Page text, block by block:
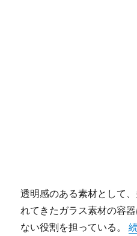
透明感のある素材として
れてきたガラス素材の容
ない役割を担っている。“